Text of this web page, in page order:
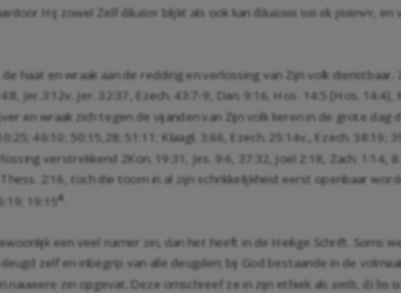
Hij zowel Zelf dikaiov blijkt als ook kan dikaioun ton ek pistewv ,
haat en wraak aan de redding en verlossing van Zijn volk dienstbaar.
Jer.3:12v. Jer. 32:37 Ezech. 43:7-9 Dan. 9:16 , Hos. 14:5 [Hos. 14:4],
en wraak zich tegen de vijanden van Zijn volk keren in de grote dag
46:10 50:15 28 51:11 Klaagl. 3:66 Ezech. 25:14v.,Ezech. 38:19
verstrekkend 2Kon. 19:31 Jes. 9:6 37:32 ,Joël 2:18 Zach. 1:14
2:16 , toch die toorn in al zijn schrikkelijkheid eerst openbaar
19:154
een veel ruimer zin, dan het heeft in de Heilige Schrift. Soms
zelf en inbegrip van alle deugden; bij God bestaande in de
zin opgevat. Deze omschreef ze in zijn ethiek als areth, di hn